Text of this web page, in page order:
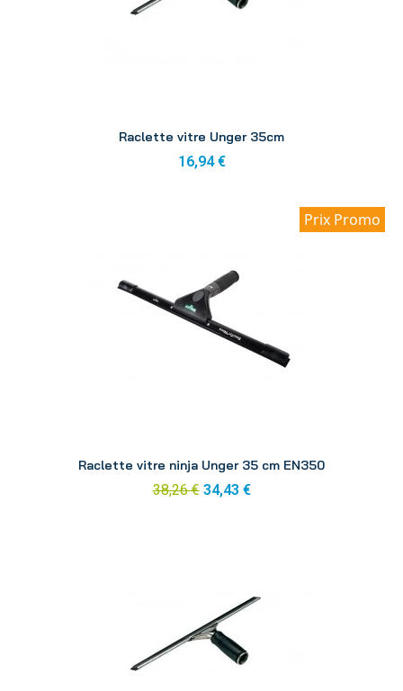
Raclette vitre Unger 35cm
16,94 €
Prix Promo
Raclette vitre ninja Unger 35 cm EN350
38,26 € 34,43 €